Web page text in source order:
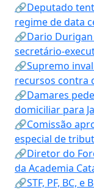
🔗Deputado
regime de data
🔗Dario
secretário-
🔗Supremo
recursos contra
🔗Damares
domiciliar para
🔗Comissão
especial de
🔗Diretor do
da Academia
🔗STF, PF, BC,